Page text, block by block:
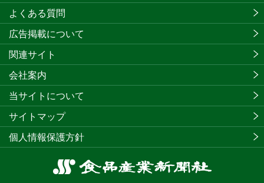
食
よくある質問
広告掲載について
関連サイト
会社案内
当サイトについて
サイトマップ
個人情報保護方針